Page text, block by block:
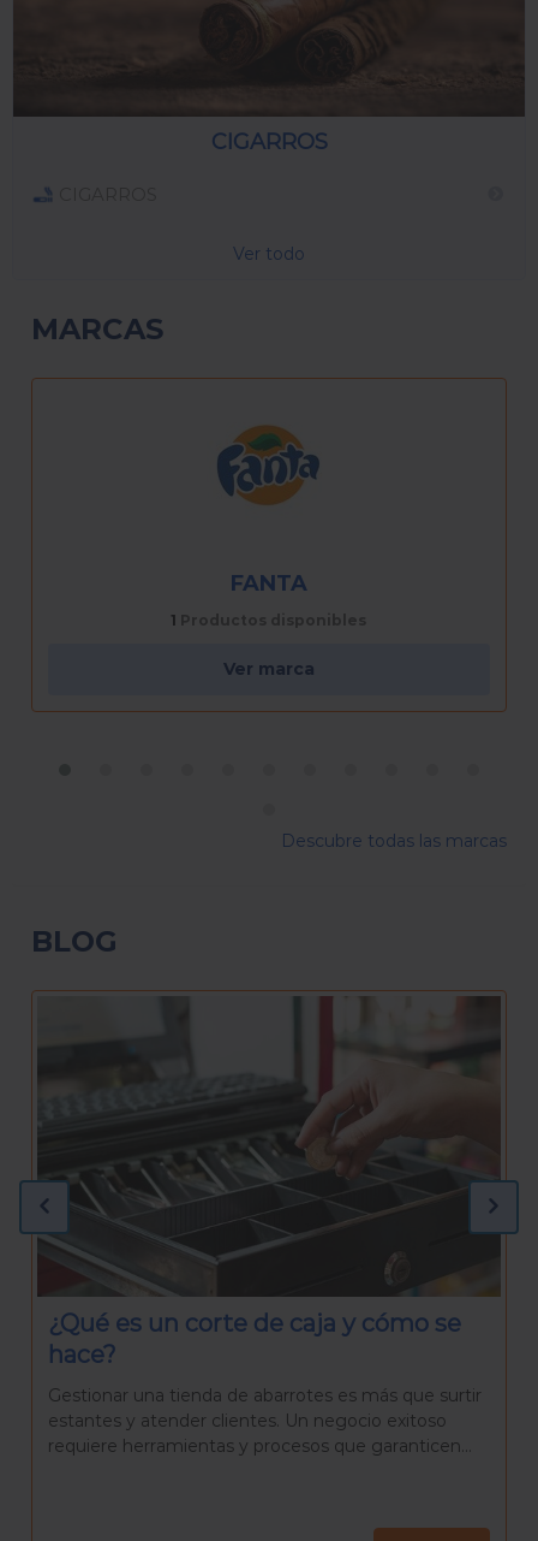
CIGARROS
Ver todo
MARCAS
FRESCA
1
Ver marca
Descubre todas las marcas
BLOG
¿Qué necesitas para preparar una
Rosca de Reyes casera?
La Rosca de Reyes es mucho más que un pan
delicioso. Es una tradición que reúne a familiares y
amigos para celebrar el día de Reyes, una...